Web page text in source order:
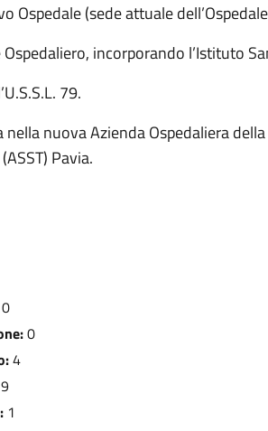
Ospedale (sede attuale
incorporando l’Istituto
79.
nuova Azienda Ospedaliera
Pavia.
0
4
1